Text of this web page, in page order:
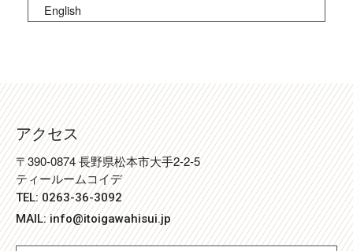
English
アクセス
〒390-0874 長野県松本市大手2-2-5
ティールームコイデ
TEL: 0263-36-3092
MAIL:info@itoigawahisui.jp